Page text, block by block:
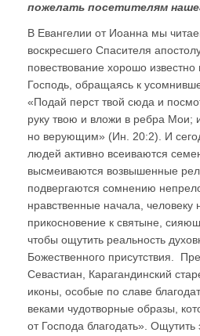
пожелать посетителям
В Евангелии от Иоанна мы
воскресшего Спасителя
повествование хорошо
Господь, обращаясь к
«Подай перст твой сюда и
руку твою и вложи в ребра
но верующим» (Ин. 20:2). И
людей активно всеиваются
высмеиваются возвышенные
подвергаются сомнению
нравственные начала, человеку
прикосновение к святыне,
чтобы ощутить реальность
Божественного присутствия.
Севастиан, Карагандинский
иконы, особые по славе
веками чудотворные образы,
от Господа благодать». Ощутить